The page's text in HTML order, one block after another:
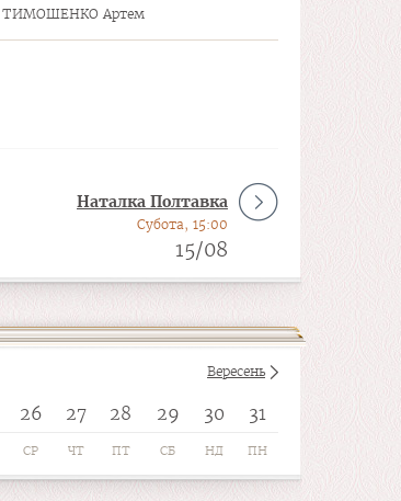
ТИМОШЕНКО Артем
Наталка Полтавка
Субота, 15:00
15/08
Вересень
26 27 28 29 30 31
СР ЧТ ПТ СБ НД ПН